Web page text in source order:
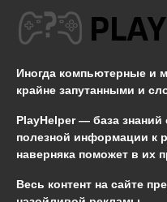
Иногда компьютерные и
крайне запутанными и
PlayHelper — база знаний
полезной информации к
наверняка поможет в их
Весь контент на сайте